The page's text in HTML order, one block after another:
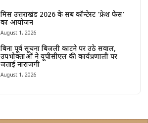
मिस उत्तराखंड 2026 के सब कॉन्टेस्ट ‘फ्रेश फेस’
का आयोजन
August 1, 2026
बिना पूर्व सूचना बिजली काटने पर उठे सवाल,
उपभोक्ताओं ने यूपीसीएल की कार्यप्रणाली पर
जताई नाराजगी
August 1, 2026